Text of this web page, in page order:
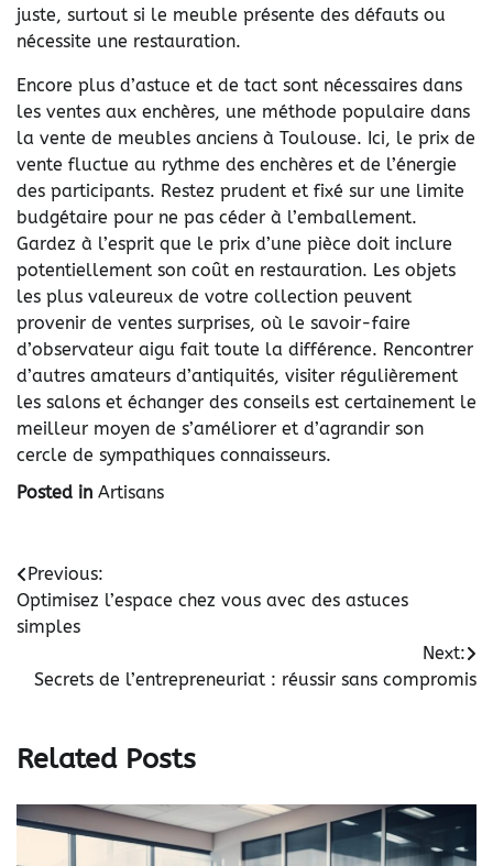
juste, surtout si le meuble présente des défauts ou
nécessite une restauration.
Encore plus d’astuce et de tact sont nécessaires dans
les ventes aux enchères, une méthode populaire dans
la vente de meubles anciens à Toulouse. Ici, le prix de
vente fluctue au rythme des enchères et de l’énergie
des participants. Restez prudent et fixé sur une limite
budgétaire pour ne pas céder à l’emballement.
Gardez à l’esprit que le prix d’une pièce doit inclure
potentiellement son coût en restauration. Les objets
les plus valeureux de votre collection peuvent
provenir de ventes surprises, où le savoir-faire
d’observateur aigu fait toute la différence. Rencontrer
d’autres amateurs d’antiquités, visiter régulièrement
les salons et échanger des conseils est certainement le
meilleur moyen de s’améliorer et d’agrandir son
cercle de sympathiques connaisseurs.
Posted in Artisans
Navigation
de
l’article
Previous:
Optimisez l’espace chez vous avec des astuces
simples
Next:
Secrets de l’entrepreneuriat : réussir sans compromis
Related Posts